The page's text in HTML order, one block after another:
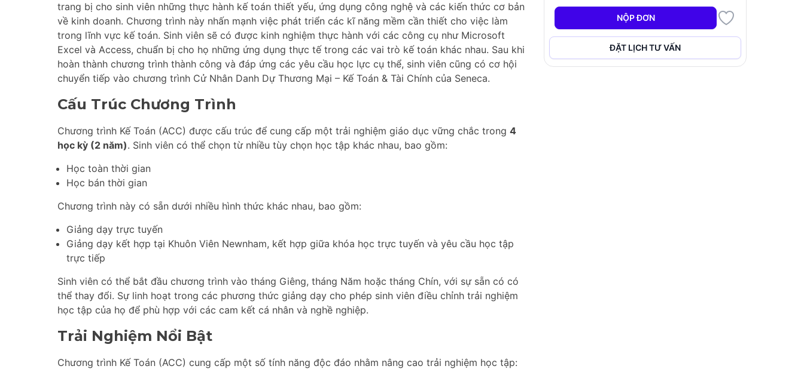
trang bị cho sinh viên những thực hành kế toán thiết yếu, ứng dụng công nghệ và các kiến thức cơ bản
về kinh doanh. Chương trình này nhấn mạnh việc phát triển các kĩ năng mềm cần thiết cho việc làm
trong lĩnh vực kế toán. Sinh viên sẽ có được kinh nghiệm thực hành với các công cụ như Microsoft
Excel và Access, chuẩn bị cho họ những ứng dụng thực tế trong các vai trò kế toán khác nhau. Sau khi
hoàn thành chương trình thành công và đáp ứng các yêu cầu học lực cụ thể, sinh viên cũng có cơ hội
chuyển tiếp vào chương trình Cử Nhân Danh Dự Thương Mại – Kế Toán & Tài Chính của Seneca.
Cấu Trúc Chương Trình
Chương trình Kế Toán (ACC) được cấu trúc để cung cấp một trải nghiệm giáo dục vững chắc trong 4
học kỳ (2 năm). Sinh viên có thể chọn từ nhiều tùy chọn học tập khác nhau, bao gồm:
Học toàn thời gian
Học bán thời gian
Chương trình này có sẵn dưới nhiều hình thức khác nhau, bao gồm:
Giảng dạy trực tuyến
Giảng dạy kết hợp tại Khuôn Viên Newnham, kết hợp giữa khóa học trực tuyến và yêu cầu học tập
trực tiếp
Sinh viên có thể bắt đầu chương trình vào tháng Giêng, tháng Năm hoặc tháng Chín, với sự sẵn có có
thể thay đổi. Sự linh hoạt trong các phương thức giảng dạy cho phép sinh viên điều chỉnh trải nghiệm
học tập của họ để phù hợp với các cam kết cá nhân và nghề nghiệp.
Trải Nghiệm Nổi Bật
Chương trình Kế Toán (ACC) cung cấp một số tính năng độc đáo nhằm nâng cao trải nghiệm học tập:
NỘP ĐƠN
ĐẶT LỊCH TƯ VẤN